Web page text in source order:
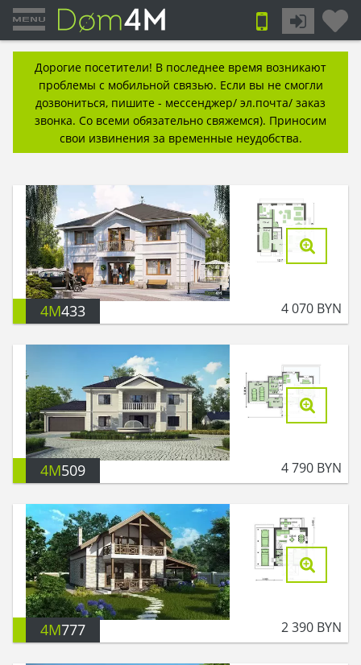
Дорогие посетители! В последнее время возникают
проблемы с мобильной связью. Если вы не смогли
дозвониться, пишите - мессенджер/ эл.почта/ заказ
звонка. Со всеми обязательно свяжемся). Приносим
свои извинения за временные неудобства.
4M433 4 070 BYN
4M509 4 790 BYN
4M777 2 390 BYN